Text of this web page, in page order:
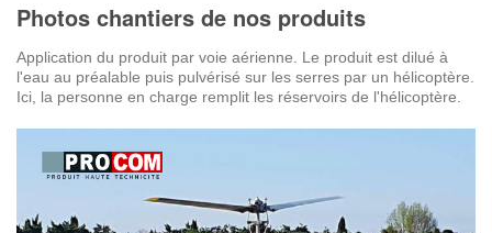
Photos chantiers de nos produits
Application du produit par voie aérienne. Le produit est dilué à
l'eau au préalable puis pulvérisé sur les serres par un hélicoptère.
Ici, la personne en charge remplit les réservoirs de l'hélicoptère.